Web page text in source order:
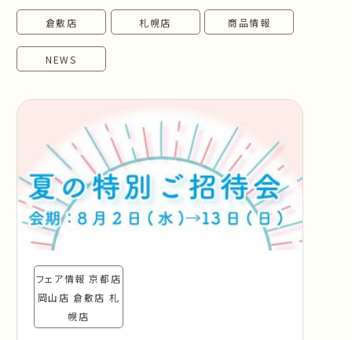
倉敷店 札幌店 商品情報
NEWS
フェア情報 京都店
岡山店 倉敷店 札
幌店